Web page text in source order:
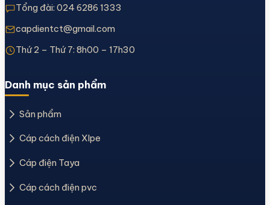
Tổng đài: 024 6286 1333
capdientct@gmail.com
Thứ 2 – Thứ 7: 8h00 – 17h30
Danh mục sản phẩm
Sản phẩm
Cáp cách điện Xlpe
Cáp điện Taya
Cáp cách điện pvc